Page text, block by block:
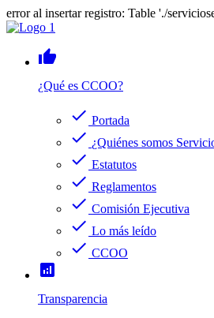
error al insertar registro: Table './
thumb_up
¿Qué es CCOO?
check Portada
check ¿Quiénes somos
check Estatutos
check Reglamentos
check Comisión Ejecutiva
check Lo más leído
check CCOO
analytics
Transparencia